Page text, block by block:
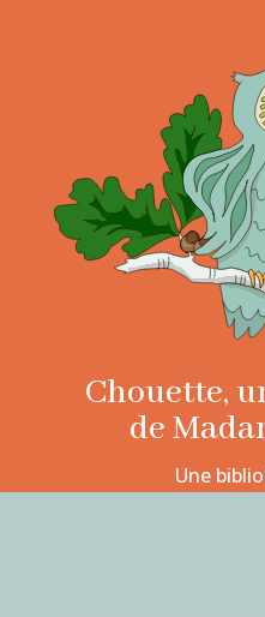
Chouette,
de
Une